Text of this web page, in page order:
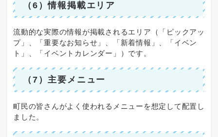
（6）情報掲載エリア
流動的な実際の情報が掲載されるエリア（「ピックアッ
プ」、「重要なお知らせ」、「新着情報」、「イベン
ト」、「イベントカレンダー」）です。
（7）主要メニュー
町民の皆さんがよく使われるメニューを想定して配置し
ました。